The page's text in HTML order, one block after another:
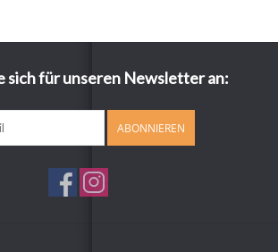
sich für unseren Newsletter an:
ABONNIEREN